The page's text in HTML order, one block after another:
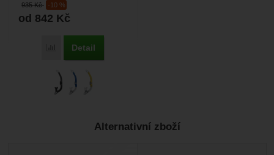
935Kč -10 %
od 842 Kč
Porovnat
Detail
Spodní ventil vytlačuje...
Alternativní zboží